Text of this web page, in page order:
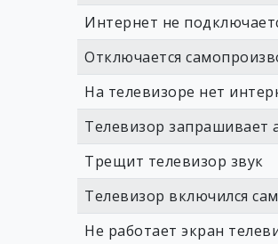
Интернет не
Отключается
На телевизоре нет
Телевизор запрашивает
Трещит телевизор звук
Телевизор включился
Не работает экран